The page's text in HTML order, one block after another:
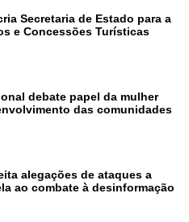
Secretaria de Estado para a
e Concessões Turísticas
debate papel da mulher
das comunidades
alegações de ataques a
ao combate à desinformação